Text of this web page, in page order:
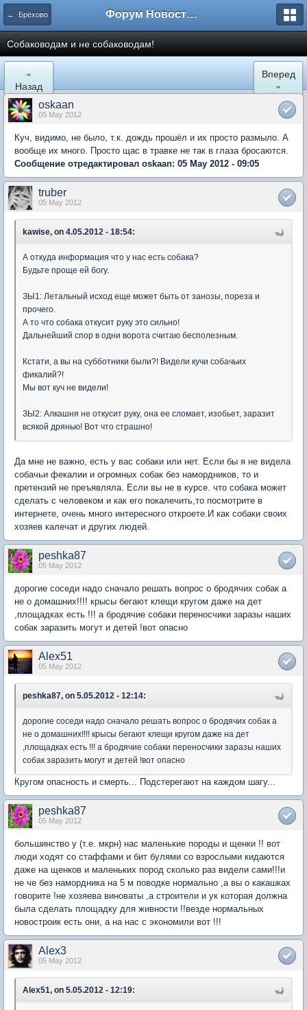
← Брёхово Форум Новостройки
Собаководам и не собаководам!
«
Назад
Вперед
»
oskaan
05 May 2012
Куч, видимо, не было, т.к. дождь прошёл и их просто размыло. А
вообще их много. Просто щас в травке не так в глаза бросаются.
Сообщение отредактировал oskaan: 05 May 2012 - 09:05
truber
05 May 2012
kawise, on 4.05.2012 - 18:54:
А откуда информация что у нас есть собака?
Будьте проще ей богу.
ЗЫ1: Летальный исход еще может быть от занозы, пореза и
прочего.
А то что собака откусит руку это сильно!
Дальнейший спор в одни ворота считаю бесполезным.
Кстати, а вы на субботники были?! Видели кучи собачьих
фикалий?!
Мы вот куч не видели!
ЗЫ2: Алкашня не откусит руку, она ее сломает, изобьет, заразит
всякой дрянью! Вот что страшно!
Да мне не важно, есть у вас собаки или нет. Если бы я не видела
собачьи фекалии и огромных собак без намордников, то и
претензий не преъявляла. Если вы не в курсе. что собака может
сделать с человеком и как его покалечить,то посмотрите в
интернете, очень много интересного откроете.И как собаки своих
хозяев калечат и других людей.
peshka87
05 May 2012
дорогие соседи надо сначало решать вопрос о бродячих собак а
не о домашних!!!! крысы бегают клещи кругом даже на дет
,площадках есть !!! а бродячие собаки переносчики заразы наших
собак заразить могут и детей !вот опасно
Alex51
05 May 2012
peshka87, on 5.05.2012 - 12:14:
дорогие соседи надо сначало решать вопрос о бродячих собак а
не о домашних!!!! крысы бегают клещи кругом даже на дет
,площадках есть !!! а бродячие собаки переносчики заразы наших
собак заразить могут и детей !вот опасно
Кругом опасность и смерть... Подстерегают на каждом шагу...
peshka87
05 May 2012
большинство у (т.е. мкрн) нас маленькие породы и щенки !! вот
люди ходят со стаффами и бит булями со взрослыми кидаются
даже на щенков и маленьких пород сколько раз видели сами!!!и
не че без намордника на 5 м поводке нормально ,а вы о какашках
говорите !не хозяева виноваты ,а строители и ук которая должна
была сделать площадку для живности !!везде нормальных
новостроик есть они, а на нас с экономили вот !!!
Alex3
05 May 2012
Alex51, on 5.05.2012 - 12:19: